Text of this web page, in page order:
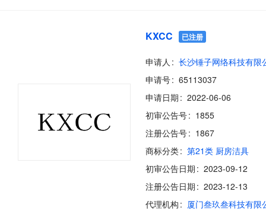
KXCC 已注册
申请人
长沙锤子网络科技有限
申请号
65113037
申请日期
2022-06-06
初审公告号
1855
注册公告号
1867
商标分类
第21类 厨房洁具
初审公告日期
2023-09-12
注册公告日期
2023-12-13
代理机构
厦门叁玖叁科技有限